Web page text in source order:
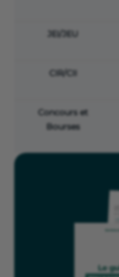
JEI/JEU
CIR/CII
Concours et
Bourses